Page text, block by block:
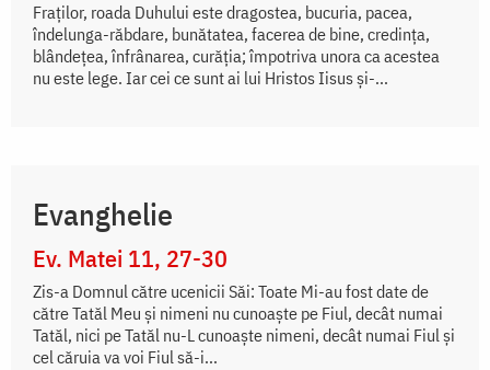
Fraților, roada Duhului este dragostea, bucuria, pacea,
îndelunga-răbdare, bunătatea, facerea de bine, credința,
blândețea, înfrânarea, curăția; împotriva unora ca acestea
nu este lege. Iar cei ce sunt ai lui Hristos Iisus și-...
Evanghelie
Ev. Matei 11, 27-30
Zis-a Domnul către ucenicii Săi: Toate Mi-au fost date de
către Tatăl Meu și nimeni nu cunoaște pe Fiul, decât numai
Tatăl, nici pe Tatăl nu-L cunoaște nimeni, decât numai Fiul și
cel căruia va voi Fiul să-i...